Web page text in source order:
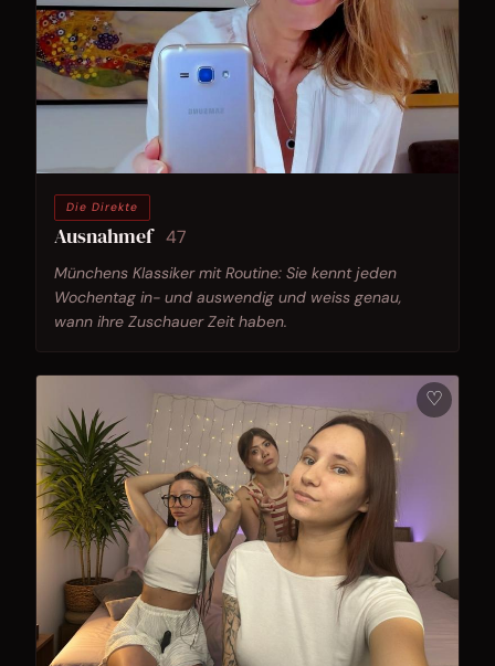
Die Direkte
Ausnahmef 47
Münchens Klassiker mit Routine: Sie kennt jeden
Wochentag in- und auswendig und weiss genau,
wann ihre Zuschauer Zeit haben.
♡